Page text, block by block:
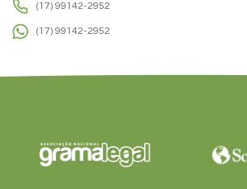
(17) 99142-2952
(17) 99142-2952